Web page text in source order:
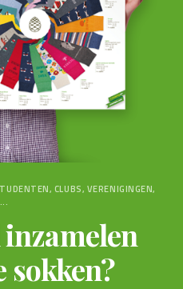
CLUBS, VERENIGINGEN,
...
sokken?